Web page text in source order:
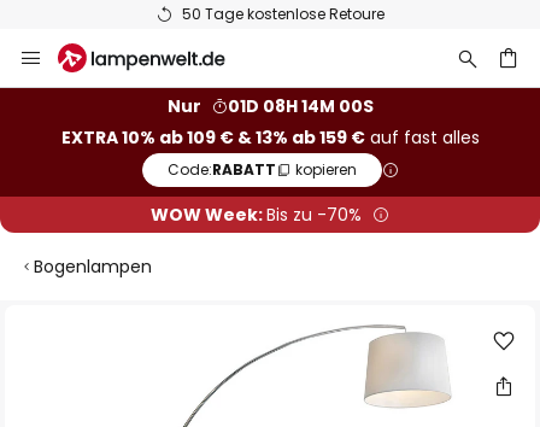
50 Tage kostenlose Retoure
Inhalt
Nur
01D 08H 13M 59S
EXTRA 10% ab 109 € & 13% ab 159 €auf fast alles
Code:RABATT kopieren
WOW Week:Bis zu -70%
Bogenlampen